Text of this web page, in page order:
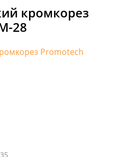
кромкорез
28